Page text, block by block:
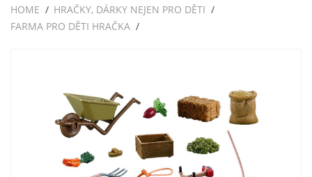
HOME
HRAČKY, DÁRKY NEJEN PRO DĚTI
FARMA PRO DĚTI HRAČKA